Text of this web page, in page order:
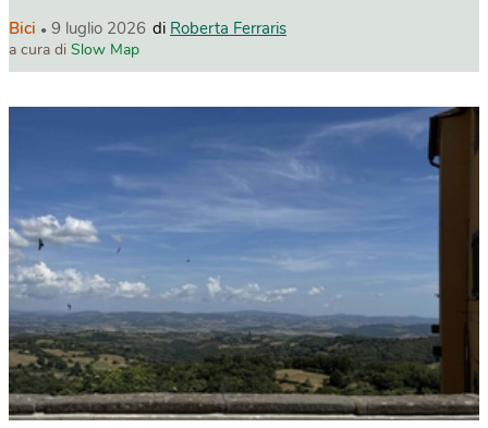
Bici 9 luglio 2026 di Roberta Ferraris
a cura di Slow Map